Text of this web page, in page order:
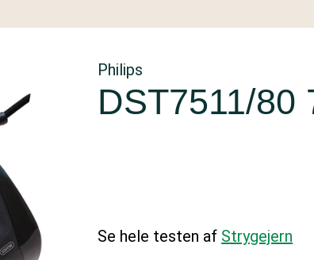
Philips
DST7511/80
Se hele testen af Strygejern